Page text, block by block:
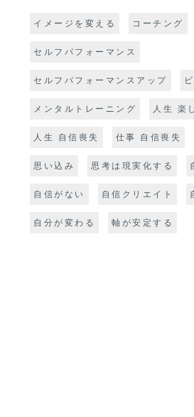
ぎ
あ
た
イメージを変える コーチング
セルフパフォーマンス
セルフパフォーマンスアップ
メンタルトレーニング 人生 楽
人生 自信喪失 仕事 自信喪失
思い込み 思考は現実化する
自信がない 自信クリエイト
自分が変わる 軸が安定する